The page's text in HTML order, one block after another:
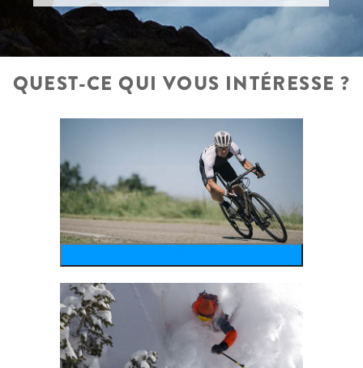
QUEST-CE QUI VOUS INTÉRESSE ?